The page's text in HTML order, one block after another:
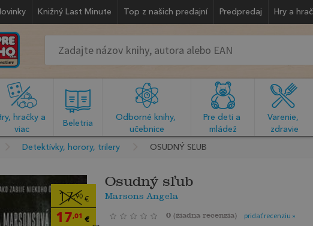
Knižný Last Minute Top z našich predajní Predpredaj Hry a
hračky a
viac
Beletria
Odborné knihy,
učebnice
Pre deti a
mládež
Varenie,
zdravie
Detektívky, horory, trilery OSUDNÝ SĽUB
17,90 €
17,01 €
Osudný sľub
Marsons Angela
0 (žiadna recenzia) pridať recenziu »